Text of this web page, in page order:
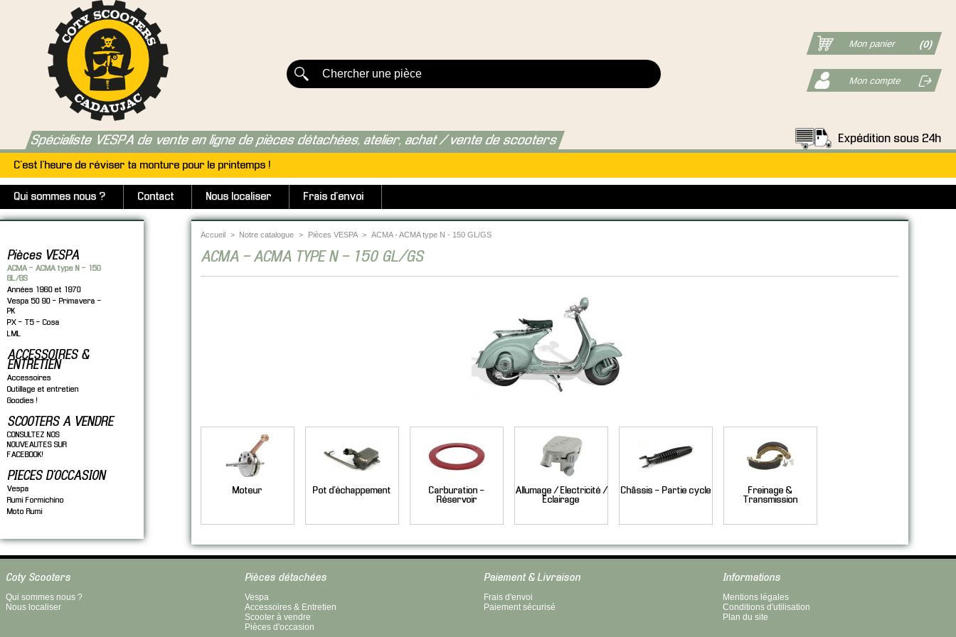
Spécialiste VESPA de vente en ligne de pièces détachées, atelier, achat / vente de scooters
C'est l'heure de réviser ta monture pour le printemps !
Qui sommes nous ? Contact Nous localiser Frais d'envoi
Mon panier (0)
Mon compte
Expédition sous 24h
Pièces VESPA
ACMA - ACMA type N - 150
GL/GS
Années 1960 et 1970
Vespa 50 90 - Primavera -
PK
PX - T5 - Cosa
LML
ACCESSOIRES &
ENTRETIEN
Accessoires
Outillage et entretien
Goodies !
SCOOTERS A VENDRE
CONSULTEZ NOS
NOUVEAUTES SUR
FACEBOOK!
PIECES D'OCCASION
Vespa
Rumi Formichino
Moto Rumi
Accueil > Notre catalogue > Pièces VESPA > ACMA - ACMA type N - 150 GL/GS
ACMA - ACMA TYPE N - 150 GL/GS
Moteur Pot d'échappement
Carburation -
Réservoir
Allumage / Electricité /
Eclairage
Châssis - Partie cycle
Freinage &
Transmission
Coty Scooters
Qui sommes nous ?
Nous localiser
Pièces détachées
Vespa
Accessoires & Entretien
Scooter à vendre
Pièces d'occasion
Paiement & Livraison
Frais d'envoi
Paiement sécurisé
Informations
Mentions légales
Conditions d'utilisation
Plan du site